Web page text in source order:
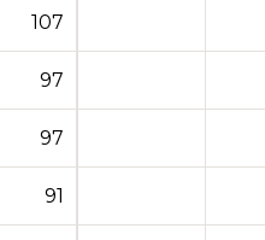
107
97
97
91